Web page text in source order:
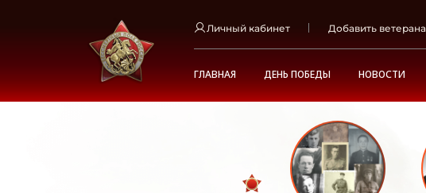
Личный кабинет Добавить ветерана
ГЛАВНАЯ ДЕНЬ ПОБЕДЫ НОВОСТИ